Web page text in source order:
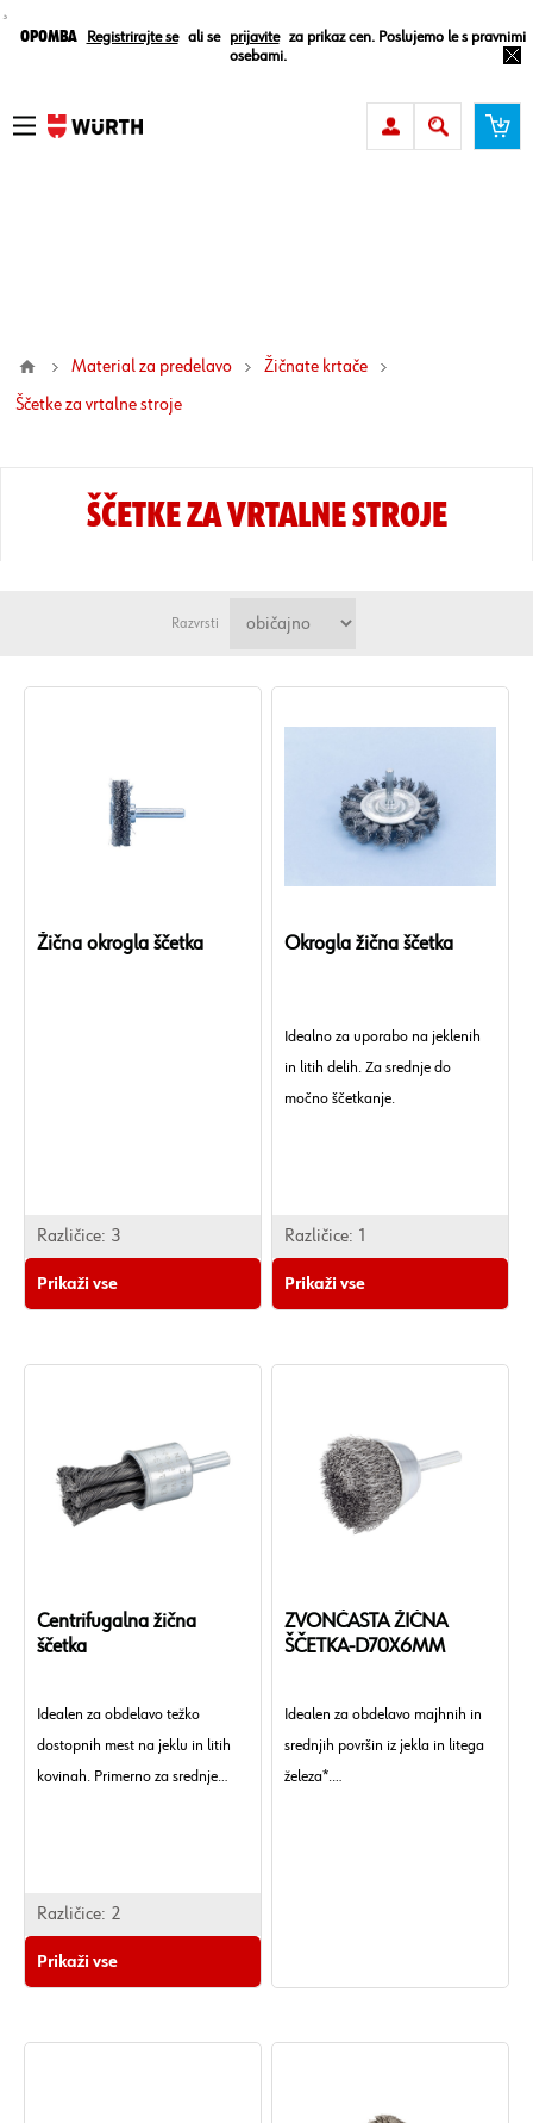
¸
Opomba Registrirajte se ali se prijavite
za prikaz cen. Poslujemo le s pravnimi
osebami.
Material za predelavo
Žičnate krtače
ščetke za vrtalne stroje
ŠČETKE ZA VRTALNE STROJE
Razvrsti
Žična okrogla ščetka
Različice: 3
Prikaži vse
Okrogla žična ščetka
Idealno za uporabo na jeklenih
in litih delih. Za srednje do
močno ščetkanje.
Različice: 1
Prikaži vse
Centrifugalna žična
ščetka
Idealen za obdelavo težko
dostopnih mest na jeklu in litih
kovinah. Primerno za srednje
Različice: 2
Prikaži vse
ZVONČASTA ŽIČNA
ŠČETKA-D70X6MM
Idealen za obdelavo majhnih in
srednjih površin iz jekla in litega
železa*.